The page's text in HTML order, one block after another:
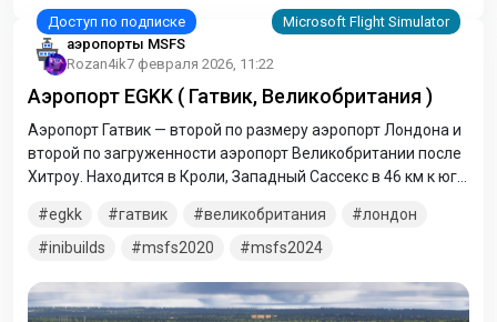
аэропорты MSFS
Rozan4ik7 февраля 2026, 11:22
Аэропорт EGKK ( Гатвик, Великобритания )
Аэропорт Гатвик — второй по размеру аэропорт Лондона и
второй по загруженности аэропорт Великобритании после
Хитроу. Находится в Кроли, Западный Сассекс в 46 км к югу
egkk
гатвик великобритания
лондон
inibuilds
msfs2020 msfs2024